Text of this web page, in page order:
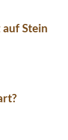
auf Stein